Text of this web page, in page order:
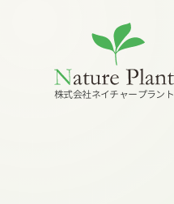
株式会社ネイチャープラント